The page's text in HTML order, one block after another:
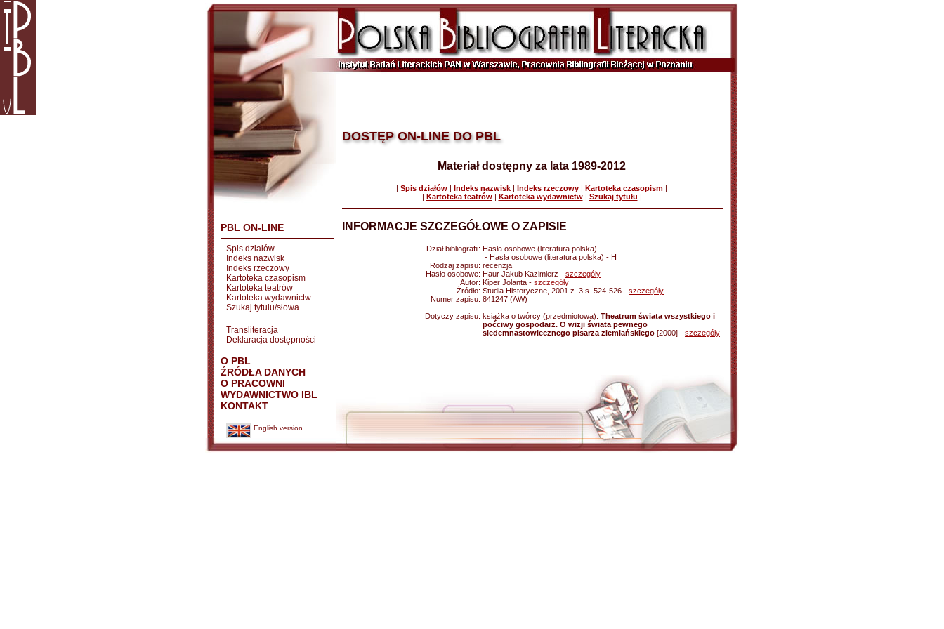
PBL ON-LINE
Spis działów
Indeks nazwisk
Indeks rzeczowy
Kartoteka czasopism
Kartoteka teatrów
Kartoteka wydawnictw
Szukaj tytułu/słowa
Transliteracja
Deklaracja dostępności
O PBL
ŹRÓDŁA DANYCH
O PRACOWNI
WYDAWNICTWO IBL
KONTAKT
English version
DOSTĘP ON-LINE DO PBL
Materiał dostępny za lata 1989-2012
| Spis działów | Indeks nazwisk | Indeks rzeczowy | Kartoteka czasopism |
| Kartoteka teatrów| Kartoteka wydawnictw| Szukaj tytułu |
INFORMACJE SZCZEGÓŁOWE O ZAPISIE
Dział bibliografii: Hasła osobowe (literatura polska)
- Hasła osobowe (literatura polska) - H
Rodzaj zapisu: recenzja
Hasło osobowe: Haur Jakub Kazimierz - szczegóły
Autor: Kiper Jolanta - szczegóły
Źródło: Studia Historyczne, 2001 z. 3 s. 524-526 - szczegóły
Numer zapisu: 841247 (AW)
Dotyczy zapisu: książka o twórcy (przedmiotowa): Theatrum świata wszystkiego i
poćciwy gospodarz. O wizji świata pewnego
siedemnastowiecznego pisarza ziemiańskiego [2000] - szczegóły